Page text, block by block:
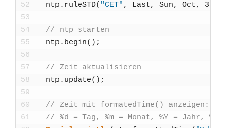
52
53
54
55
56
57
58
59
60
61
ntp . ruleS­TD( "CET" , Last, Sun, Oct, 3
// ntp star­ten
ntp . begin( ) ;
// Zeit aktua­li­sie­ren
ntp . update( ) ;
// Zeit mit for­mated­Ti­me() anzei­gen:
// %d = Tag, %m = Monat, %Y = Jahr,